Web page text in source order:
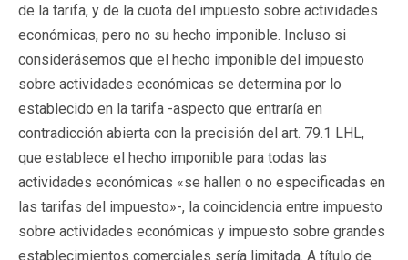
de la tarifa, y de la cuota del impuesto sobre actividades
económicas, pero no su hecho imponible. Incluso si
considerásemos que el hecho imponible del impuesto
sobre actividades económicas se determina por lo
establecido en la tarifa -aspecto que entraría en
contradicción abierta con la precisión del art. 79.1 LHL,
que establece el hecho imponible para todas las
actividades económicas «se hallen o no especificadas en
las tarifas del impuesto»-, la coincidencia entre impuesto
sobre actividades económicas y impuesto sobre grandes
establecimientos comerciales sería limitada. A título de